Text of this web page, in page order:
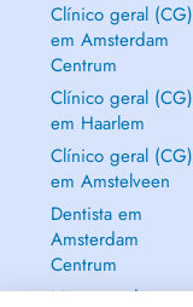
Clínico geral (CG)
em Amsterdam
Centrum
Clínico geral (CG)
em Haarlem
Clínico geral (CG)
em Amstelveen
Dentista em
Amsterdam
Centrum
Mostrar tudo →